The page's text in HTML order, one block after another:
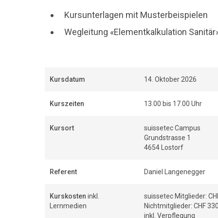
Kursunterlagen mit Musterbeispielen
Wegleitung «Elementkalkulation
Kursdatum 14. Oktober 2026
Kurszeiten 13.00 bis 17.00 Uhr
Kursort
suissetec Campus
Grundstrasse 1
4654 Lostorf
Referent Daniel Langenegger
Kurskosten inkl.
Lernmedien
suissetec Mitglieder:
Nichtmitglieder: CHF
inkl. Verpflegung